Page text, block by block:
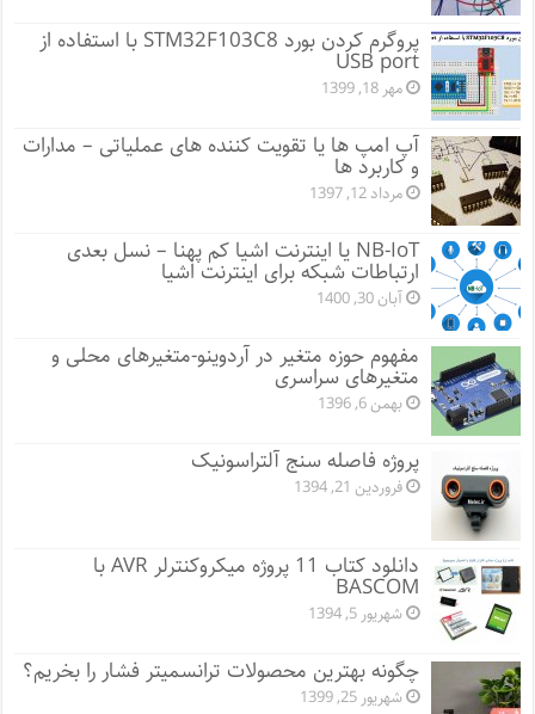
پروگرم کردن بورد STM32F103C8 با استفاده از
USB port
مهر 18, 1399
آپ امپ ها یا تقویت کننده های عملیاتی – مدارات
و کاربرد ها
مرداد 12, 1397
NB-IoT یا اینترنت اشیا کم پهنا – نسل بعدی
ارتباطات شبکه برای اینترنت اشیا
آبان 30, 1400
مفهوم حوزه متغیر در آردوینو-متغیرهای محلی و
متغیرهای سراسری
بهمن 6, 1396
پروژه فاصله سنج آلتراسونیک
فروردین 21, 1394
دانلود کتاب 11 پروژه میکروکنترلر AVR با
BASCOM
شهریور 5, 1394
چگونه بهترین محصولات ترانسمیتر فشار را بخریم؟
شهریور 25, 1399